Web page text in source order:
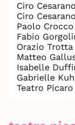
Ciro
Ciro
Paolo
Fabio
Orazio
Matteo
Isabelle
Gabrielle
Teatro